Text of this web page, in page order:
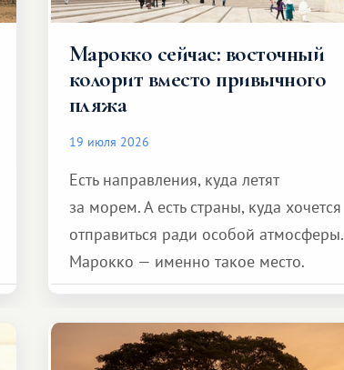
Марокко сейчас: восточный
колорит вместо привычного
пляжа
19 июля 2026
Есть направления, куда летят
за морем. А есть страны, куда хочется
отправиться ради особой атмосферы.
Марокко — именно такое место.